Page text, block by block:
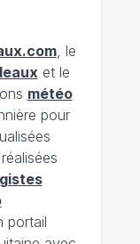
, le
et le
météo
pour
portail